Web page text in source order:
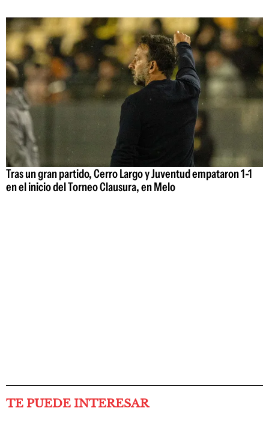
Tras un gran partido, Cerro Largo y Juventud empataron 1-1
en el inicio del Torneo Clausura, en Melo
TE PUEDE INTERESAR